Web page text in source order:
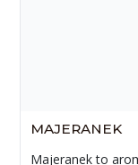
MAJERANEK
Majeranek to